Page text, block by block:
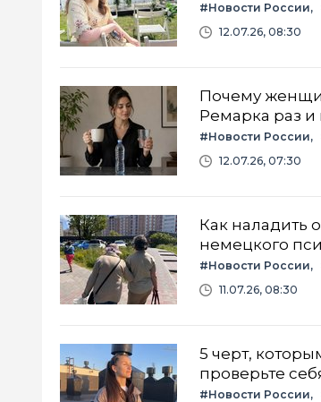
#Новости России
12.07.26, 08:30
Почему
Ремарка раз
#Новости России
12.07.26, 07:30
Как наладить
немецкого
#Новости России
11.07.26, 08:30
5 черт,
проверьте
#Новости России